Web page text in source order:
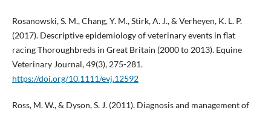
Rosanowski, S. M., Chang, Y. M., Stirk, A. J., & Verheyen, K. L. P.
(2017). Descriptive epidemiology of veterinary events in flat
racing Thoroughbreds in Great Britain (2000 to 2013). Equine
Veterinary Journal, 49(3), 275-281.
https://doi.org/10.1111/evj.12592
Ross, M. W., & Dyson, S. J. (2011). Diagnosis and management of